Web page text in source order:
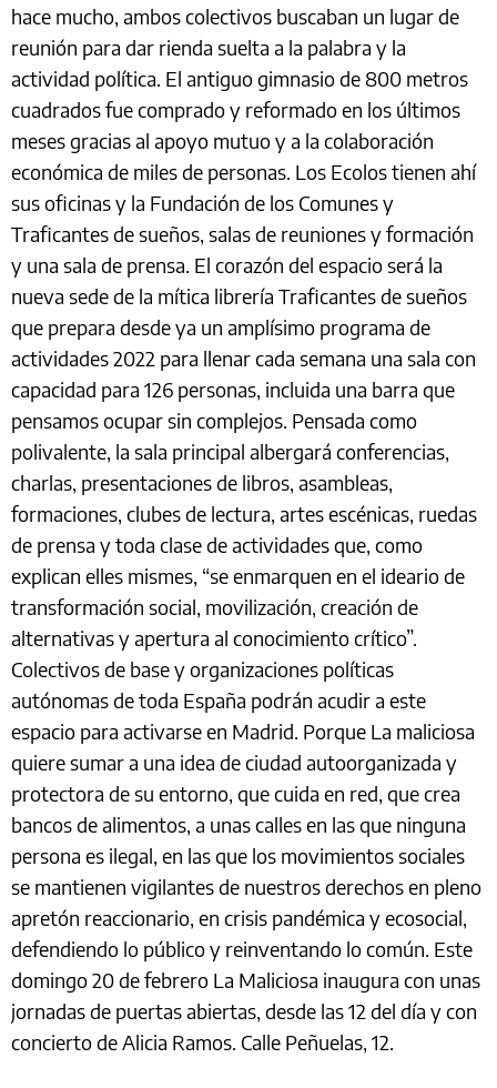
hace mucho, ambos colectivos buscaban un lugar de
reunión para dar rienda suelta a la palabra y la
actividad política. El antiguo gimnasio de 800 metros
cuadrados fue comprado y reformado en los últimos
meses gracias al apoyo mutuo y a la colaboración
económica de miles de personas. Los Ecolos tienen ahí
sus oficinas y la Fundación de los Comunes y
Traficantes de sueños, salas de reuniones y formación
y una sala de prensa. El corazón del espacio será la
nueva sede de la mítica librería Traficantes de sueños
que prepara desde ya un amplísimo programa de
actividades 2022 para llenar cada semana una sala con
capacidad para 126 personas, incluida una barra que
pensamos ocupar sin complejos. Pensada como
polivalente, la sala principal albergará conferencias,
charlas, presentaciones de libros, asambleas,
formaciones, clubes de lectura, artes escénicas, ruedas
de prensa y toda clase de actividades que, como
explican elles mismes, “se enmarquen en el ideario de
transformación social, movilización, creación de
alternativas y apertura al conocimiento crítico”.
Colectivos de base y organizaciones políticas
autónomas de toda España podrán acudir a este
espacio para activarse en Madrid. Porque La maliciosa
quiere sumar a una idea de ciudad autoorganizada y
protectora de su entorno, que cuida en red, que crea
bancos de alimentos, a unas calles en las que ninguna
persona es ilegal, en las que los movimientos sociales
se mantienen vigilantes de nuestros derechos en pleno
apretón reaccionario, en crisis pandémica y ecosocial,
defendiendo lo público y reinventando lo común. Este
domingo 20 de febrero La Maliciosa inaugura con unas
jornadas de puertas abiertas, desde las 12 del día y con
concierto de Alicia Ramos. Calle Peñuelas, 12.